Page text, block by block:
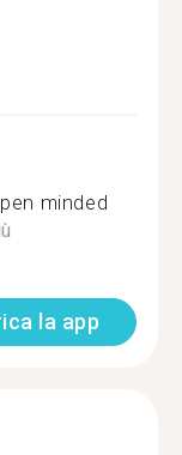
minded
la app